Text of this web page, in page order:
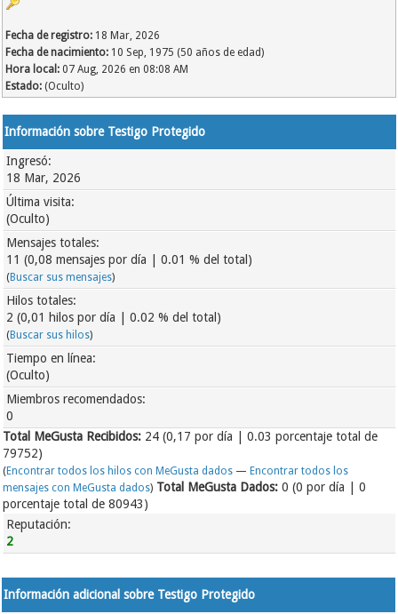
Fecha de registro: 18 Mar, 2026
Fecha de nacimiento: 10 Sep, 1975 (50 años de edad)
Hora local: 07 Aug, 2026 en 08:08 AM
Estado: (Oculto)
Información sobre Testigo Protegido
Ingresó:
18 Mar, 2026
Última visita:
(Oculto)
Mensajes totales:
11 (0,08 mensajes por día | 0.01 % del total)
(Buscar sus mensajes)
Hilos totales:
2 (0,01 hilos por día | 0.02 % del total)
(Buscar sus hilos)
Tiempo en línea:
(Oculto)
Miembros recomendados:
0
Total MeGusta Recibidos: 24 (0,17 por día | 0.03 porcentaje total de
79752)
(Encontrar todos los hilos con MeGusta dados — Encontrar todos los
mensajes con MeGusta dados) Total MeGusta Dados: 0 (0 por día | 0
porcentaje total de 80943)
Reputación:
2
Información adicional sobre Testigo Protegido